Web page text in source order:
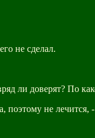
не сделал.
ли доверят? По
поэтому не лечится,